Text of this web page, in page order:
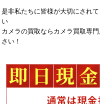
是非私たちに皆様が大切にされ
い
カメラの買取ならカメラ買取専
さい！